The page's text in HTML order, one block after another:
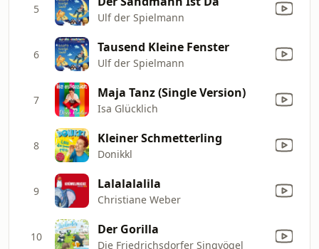
5
Ulf der Spielmann
6 Tausend Kleine Fenster
Ulf der Spielmann
7 Maja Tanz (Single Version)
Isa Glücklich
8 Kleiner Schmetterling
Donikkl
9 Lalalalalila
Christiane Weber
10 Der Gorilla
Die Friedrichsdorfer Singvögel